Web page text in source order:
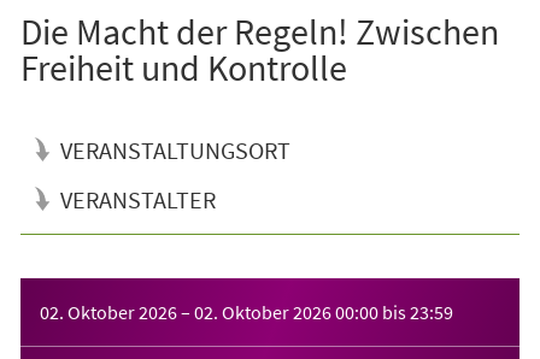
Die Macht der Regeln! Zwischen
Freiheit und Kontrolle
VERANSTALTUNGSORT
VERANSTALTER
02. Oktober 2026– 02. Oktober 202600:00 bis23:59